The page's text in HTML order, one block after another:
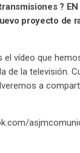
? EN
proyecto de
vídeo que
de la televisión.
a